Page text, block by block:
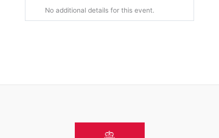
No additional details for this event.